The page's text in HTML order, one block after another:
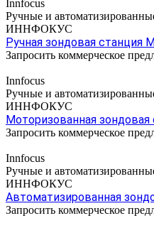
Innfocus
Ручные и
ИННФОКУС
Ручная зондовая станция
Запросить коммерческое
Innfocus
Ручные и
ИННФОКУС
Моторизованная зондовая
Запросить коммерческое
Innfocus
Ручные и
ИННФОКУС
Автоматизированная
Запросить коммерческое